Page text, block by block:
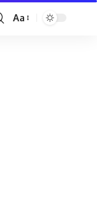
Font
Aa